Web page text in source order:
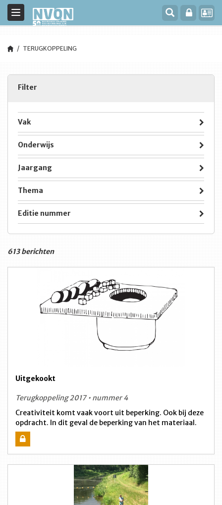
Toggle
navigation
TERUGKOPPELING
Filter
Vak
Onderwijs
Jaargang
Thema
Editie nummer
613 berichten
Uitgekookt
Terugkoppeling 2017 • nummer 4
Creativiteit komt vaak voort uit beperking. Ook bij deze
opdracht. In dit geval de beperking van het materiaal.